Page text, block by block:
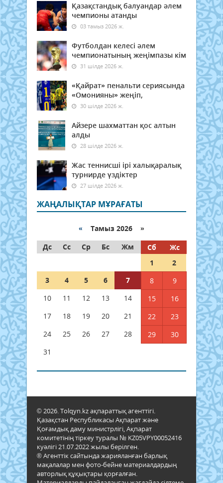
Қазақстандық балуандар әлем
чемпионы атанды
03 тамыз 2026 ж.
Футболдан келесі әлем
чемпионатының жеңімпазы кім
31 шілде 2026 ж.
«Қайрат» пенальти сериясында
«Омонияны» жеңіп,
30 шілде 2026 ж.
Айзере шахматтан қос алтын
алды
28 шілде 2026 ж.
Жас теннисші ірі халықаралық
турнирде үздіктер
27 шілде 2026 ж.
ЖАҢАЛЫҚТАР МҰРАҒАТЫ
« Тамыз 2026 »
Дс
Сс Ср Бс Жм Сб
Жс
1
2
3
4 5 6 7 8
9
10
11 12 13 14 15
16
17
18 19 20 21 22
23
24
25 26 27 28 29
30
31
© 2026. Tolqyn.kz ақпараттық агенттігі.
Қазақстан Республикасы Ақпарат және
Қоғамдық даму министрлігі, Ақпарат
комитетінің тіркеу туралы № KZ05VPY00052416
куәлігі 21.07.2022 жылы берілген.
® Агенттік сайтында жарияланған барлық
мақалалар мен фото-бейне материалдардың
авторлық құқықтары қорғалған.